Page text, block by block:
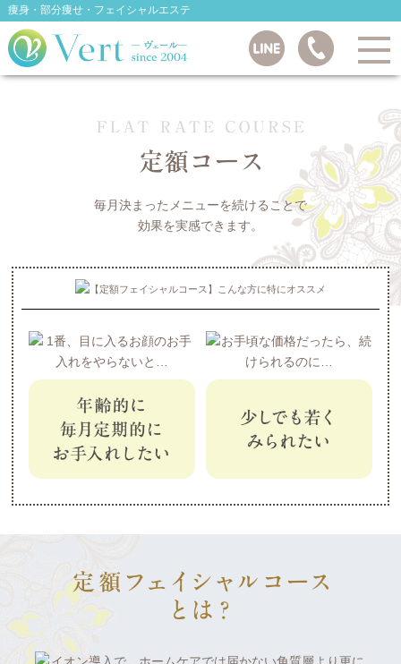
痩身・部分痩せ・フェイシャルエステ
毎月決まったメニューを続けることで
効果を実感できます。